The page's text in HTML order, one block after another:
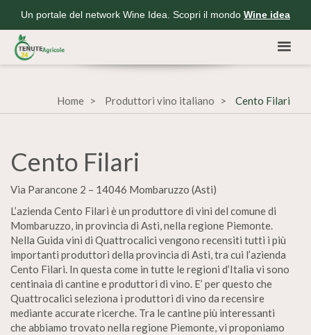
Un portale del network Wine Idea. Scopri il mondo Wine idea
Home Produttori vino italiano Cento Filari
Cento Filari
Via Parancone 2 – 14046 Mombaruzzo (Asti)
L’azienda Cento Filari è un produttore di vini del comune di
Mombaruzzo, in provincia di Asti, nella regione Piemonte.
Nella Guida vini di Quattrocalici vengono recensiti tutti i più
importanti produttori della provincia di Asti, tra cui l’azienda
Cento Filari. In questa come in tutte le regioni d’Italia vi sono
centinaia di cantine e produttori di vino. E’ per questo che
Quattrocalici seleziona i produttori di vino da recensire
mediante accurate ricerche. Tra le cantine più interessanti
che abbiamo trovato nella regione Piemonte, vi proponiamo